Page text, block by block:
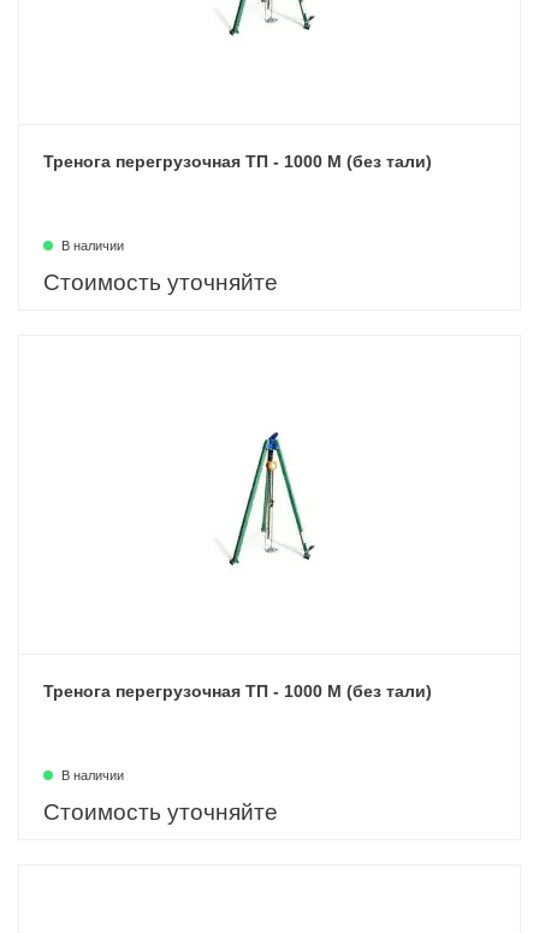
Тренога перегрузочная ТП - 1000 М (без тали)
В наличии
Стоимость уточняйте
Тренога перегрузочная ТП - 1000 М (без тали)
В наличии
Стоимость уточняйте